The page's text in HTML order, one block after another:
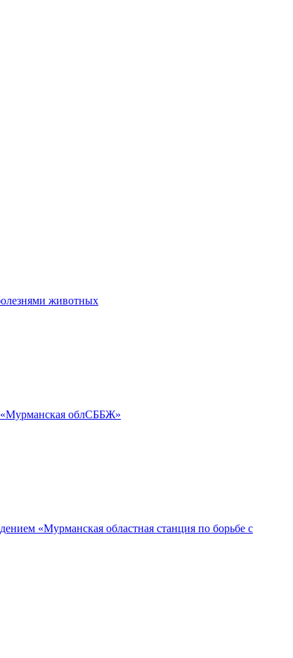
животных
«Мурманская облСББЖ»
«Мурманская областная станция по борьбе с